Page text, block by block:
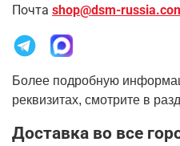
Почта shop@dsm-
Более подробную
реквизитах, смотрите в
Доставка во все